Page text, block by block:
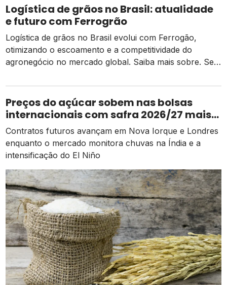
divulgado pela Conab (Companhia Nacional de
Abastecimento), em outubro de […]
Logística de grãos no Brasil: atualidade
e futuro com Ferrogrão
Logística de grãos no Brasil evolui com Ferrogão,
otimizando o escoamento e a competitividade do
agronegócio no mercado global. Saiba mais sobre. Se
cadeia de produção de grãos tem enfrentado no Brasil,
com a quebra das produtividades de milho e soja por
conta das adversidades climáticas […]
Preços do açúcar sobem nas bolsas
internacionais com safra 2026/27 mais
apertada
Contratos futuros avançam em Nova Iorque e Londres
enquanto o mercado monitora chuvas na Índia e a
intensificação do El Niño